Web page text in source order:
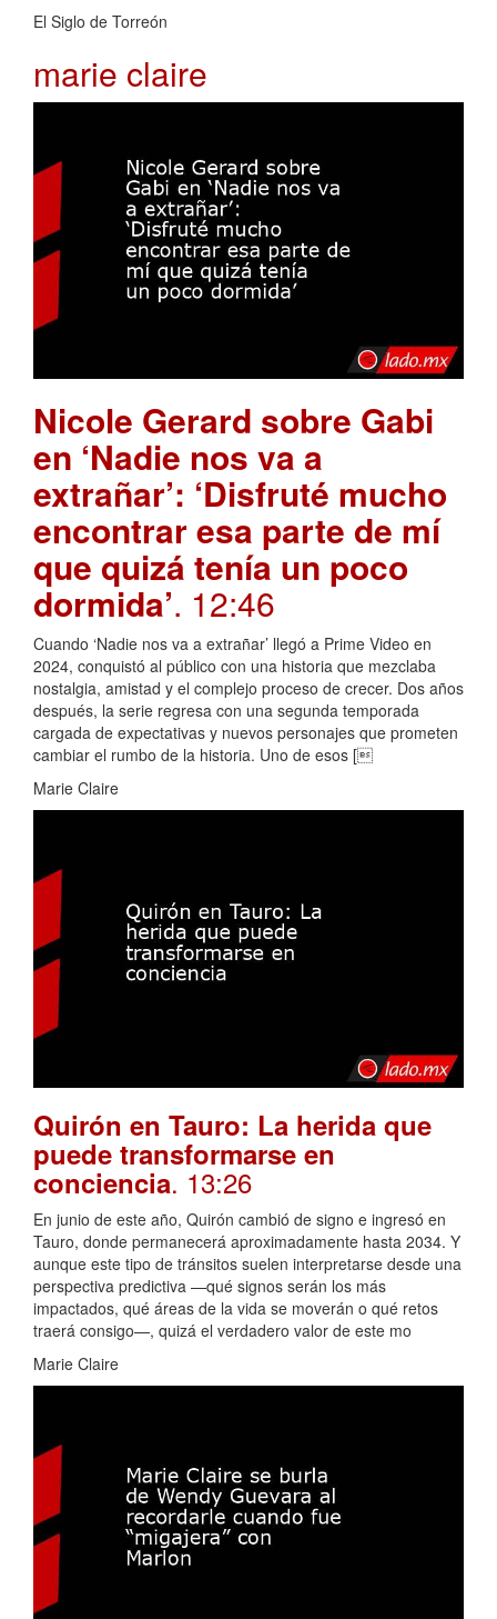
El Siglo de Torreón
marie claire
Nicole Gerard sobre Gabi
en ‘Nadie nos va a
extrañar’: ‘Disfruté mucho
encontrar esa parte de mí
que quizá tenía un poco
dormida’. 12:46
Cuando ‘Nadie nos va a extrañar’ llegó a Prime Video en
2024, conquistó al público con una historia que mezclaba
nostalgia, amistad y el complejo proceso de crecer. Dos años
después, la serie regresa con una segunda temporada
cargada de expectativas y nuevos personajes que prometen
cambiar el rumbo de la historia. Uno de esos [
Marie Claire
Quirón en Tauro: La herida que
puede transformarse en
conciencia. 13:26
En junio de este año, Quirón cambió de signo e ingresó en
Tauro, donde permanecerá aproximadamente hasta 2034. Y
aunque este tipo de tránsitos suelen interpretarse desde una
perspectiva predictiva —qué signos serán los más
impactados, qué áreas de la vida se moverán o qué retos
traerá consigo—, quizá el verdadero valor de este mo
Marie Claire